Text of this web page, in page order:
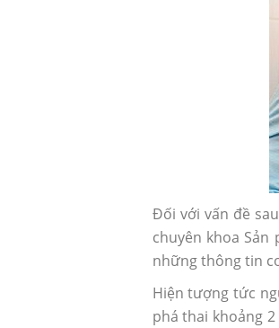
Đối với vấn đề
chuyên khoa Sản
những thông tin
Hiện tượng tức
phá thai khoảng